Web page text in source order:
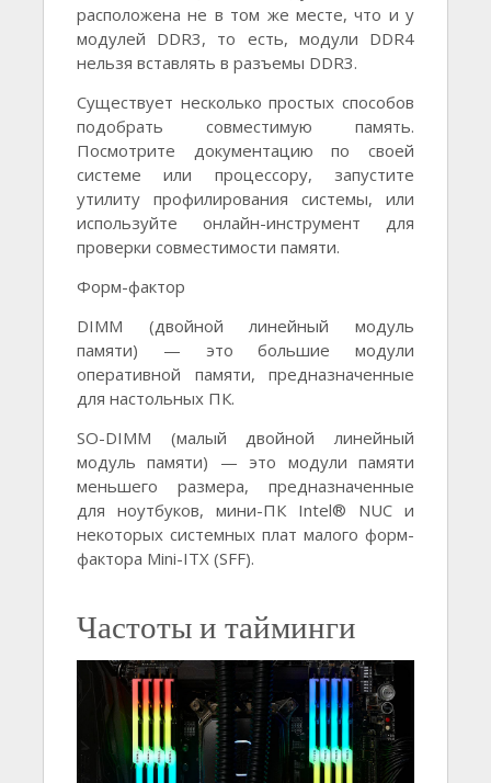
расположена не в том же месте, что и у
модулей DDR3, то есть, модули DDR4
нельзя вставлять в разъемы DDR3.
Существует несколько простых способов
подобрать совместимую память.
Посмотрите документацию по своей
системе или процессору, запустите
утилиту профилирования системы, или
используйте онлайн-инструмент для
проверки совместимости памяти.
Форм-фактор
DIMM (двойной линейный модуль
памяти) — это большие модули
оперативной памяти, предназначенные
для настольных ПК.
SO-DIMM (малый двойной линейный
модуль памяти) — это модули памяти
меньшего размера, предназначенные
для ноутбуков, мини-ПК Intel® NUC и
некоторых системных плат малого форм-
фактора Mini-ITX (SFF).
Частоты и тайминги